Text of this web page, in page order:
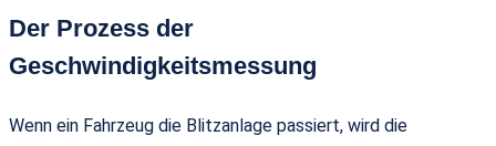
Der Prozess der
Geschwindigkeitsmessung
Wenn ein Fahrzeug die Blitzanlage passiert, wird die